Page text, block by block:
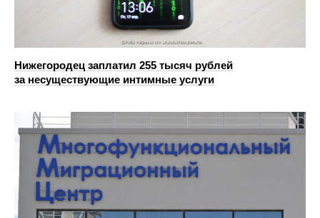
Нижегородец заплатил 255 тысяч рублей
за несуществующие интимные услуги